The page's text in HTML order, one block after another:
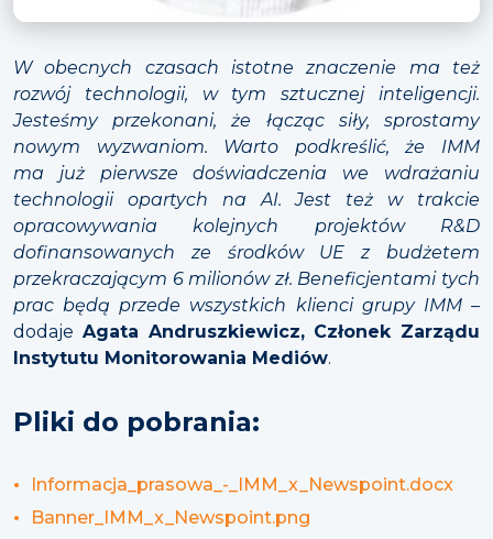
W obecnych czasach istotne znaczenie ma też
rozwój technologii, w tym sztucznej inteligencji.
Jesteśmy przekonani, że łącząc siły, sprostamy
nowym wyzwaniom. Warto podkreślić, że IMM
ma już pierwsze doświadczenia we wdrażaniu
technologii opartych na AI. Jest też w trakcie
opracowywania kolejnych projektów R&D
dofinansowanych ze środków UE z budżetem
przekraczającym 6 milionów zł. Beneficjentami tych
prac będą przede wszystkich klienci grupy IMM –
dodaje Agata Andruszkiewicz, Członek Zarządu
Instytutu Monitorowania Mediów.
Pliki do pobrania:
Informacja_prasowa_-_IMM_x_Newspoint.docx
Banner_IMM_x_Newspoint.png